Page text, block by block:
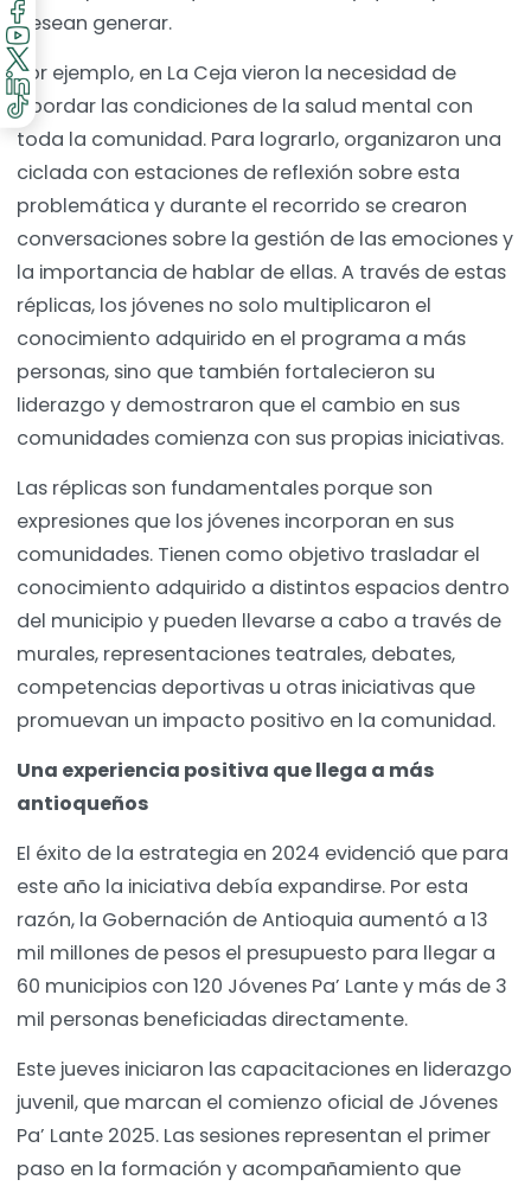
desean generar.
Por ejemplo, en La Ceja vieron la necesidad de
abordar las condiciones de la salud mental con
toda la comunidad. Para lograrlo, organizaron una
ciclada con estaciones de reflexión sobre esta
problemática y durante el recorrido se crearon
conversaciones sobre la gestión de las emociones y
la importancia de hablar de ellas. A través de estas
réplicas, los jóvenes no solo multiplicaron el
conocimiento adquirido en el programa a más
personas, sino que también fortalecieron su
liderazgo y demostraron que el cambio en sus
comunidades comienza con sus propias iniciativas.
Las réplicas son fundamentales porque son
expresiones que los jóvenes incorporan en sus
comunidades. Tienen como objetivo trasladar el
conocimiento adquirido a distintos espacios dentro
del municipio y pueden llevarse a cabo a través de
murales, representaciones teatrales, debates,
competencias deportivas u otras iniciativas que
promuevan un impacto positivo en la comunidad.
Una experiencia positiva que llega a más
antioqueños
El éxito de la estrategia en 2024 evidenció que para
este año la iniciativa debía expandirse. Por esta
razón, la Gobernación de Antioquia aumentó a 13
mil millones de pesos el presupuesto para llegar a
60 municipios con 120 Jóvenes Pa’ Lante y más de 3
mil personas beneficiadas directamente.
Este jueves iniciaron las capacitaciones en liderazgo
juvenil, que marcan el comienzo oficial de Jóvenes
Pa’ Lante 2025. Las sesiones representan el primer
paso en la formación y acompañamiento que